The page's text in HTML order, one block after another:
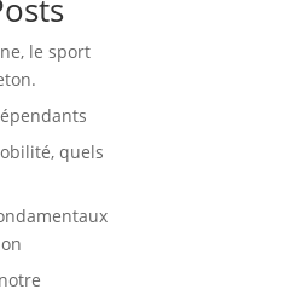
le sport
quels